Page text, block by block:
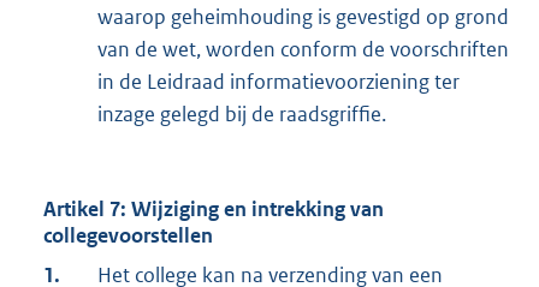
waarop geheimhouding is gevestigd op grond
van de wet, worden conform de voorschriften
in de Leidraad informatievoorziening ter
inzage gelegd bij de raadsgriffie.
Artikel 7: Wijziging en intrekking van
collegevoorstellen
1.
Het college kan na verzending van een